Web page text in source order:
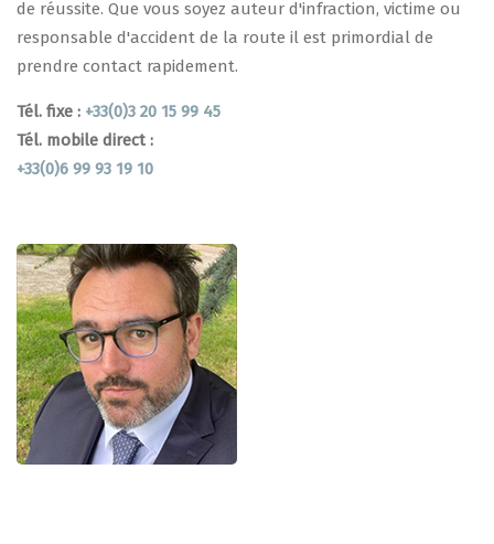
de réussite. Que vous soyez auteur d'infraction, victime ou
responsable d'accident de la route il est primordial de
prendre contact rapidement.
Tél. fixe : +33(0)3 20 15 99 45
Tél. mobile direct :
+33(0)6 99 93 19 10